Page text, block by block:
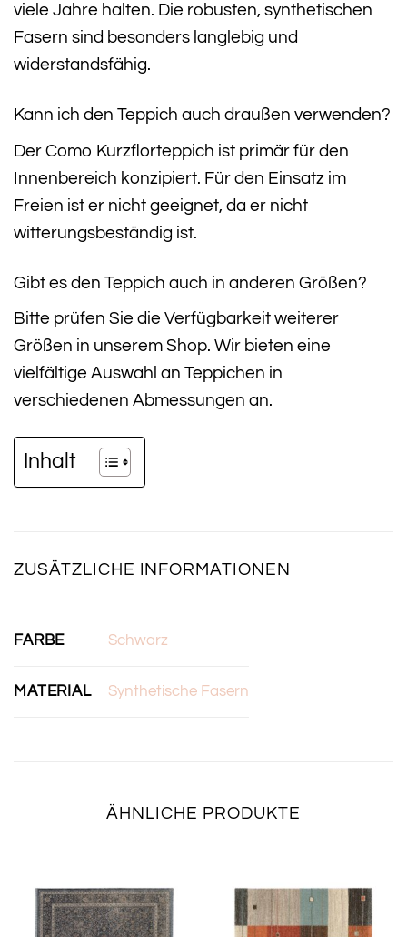
viele Jahre halten. Die robusten, synthetischen
Fasern sind besonders langlebig und
widerstandsfähig.
Kann ich den Teppich auch draußen verwenden?
Der Como Kurzflorteppich ist primär für den
Innenbereich konzipiert. Für den Einsatz im
Freien ist er nicht geeignet, da er nicht
witterungsbeständig ist.
Gibt es den Teppich auch in anderen Größen?
Bitte prüfen Sie die Verfügbarkeit weiterer
Größen in unserem Shop. Wir bieten eine
vielfältige Auswahl an Teppichen in
verschiedenen Abmessungen an.
Inhalt
ZUSÄTZLICHE INFORMATIONEN
FARBE Schwarz
MATERIAL Synthetische Fasern
ÄHNLICHE PRODUKTE